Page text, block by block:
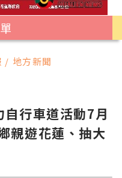
/ 地方新聞
行車道活動7月
親遊花蓮、抽大